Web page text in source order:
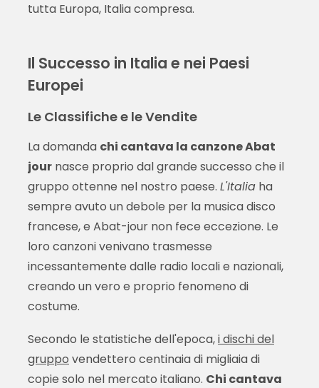
tutta Europa, Italia compresa.
Il Successo in Italia e nei Paesi
Europei
Le Classifiche e le Vendite
La domanda chi cantava la canzone Abat
journasce proprio dal grande successo che il
gruppo ottenne nel nostro paese. L'Italiaha
sempre avuto un debole per la musica disco
francese, e Abat-jour non fece eccezione. Le
loro canzoni venivano trasmesse
incessantemente dalle radio locali e nazionali,
creando un vero e proprio fenomeno di
costume.
Secondo le statistiche dell'epoca,i dischi del
gruppo vendettero centinaia di migliaia di
copie solo nel mercato italiano. Chi cantava